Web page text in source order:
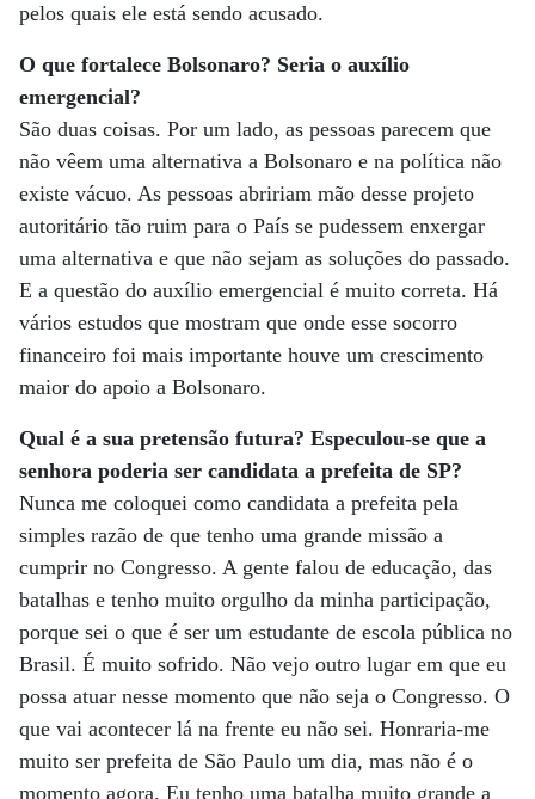
pelos quais ele está sendo acusado.
O que fortalece Bolsonaro? Seria o auxílio
emergencial?
São duas coisas. Por um lado, as pessoas parecem que
não vêem uma alternativa a Bolsonaro e na política não
existe vácuo. As pessoas abririam mão desse projeto
autoritário tão ruim para o País se pudessem enxergar
uma alternativa e que não sejam as soluções do passado.
E a questão do auxílio emergencial é muito correta. Há
vários estudos que mostram que onde esse socorro
financeiro foi mais importante houve um crescimento
maior do apoio a Bolsonaro.
Qual é a sua pretensão futura? Especulou-se que a
senhora poderia ser candidata a prefeita de SP?
Nunca me coloquei como candidata a prefeita pela
simples razão de que tenho uma grande missão a
cumprir no Congresso. A gente falou de educação, das
batalhas e tenho muito orgulho da minha participação,
porque sei o que é ser um estudante de escola pública no
Brasil. É muito sofrido. Não vejo outro lugar em que eu
possa atuar nesse momento que não seja o Congresso. O
que vai acontecer lá na frente eu não sei. Honraria-me
muito ser prefeita de São Paulo um dia, mas não é o
momento agora. Eu tenho uma batalha muito grande a